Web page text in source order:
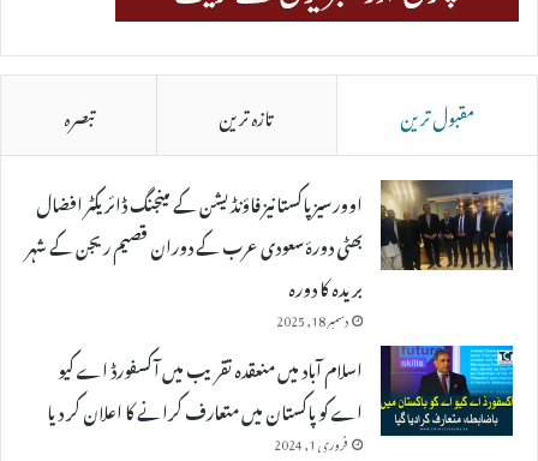
مقبول ترین تازہ ترین تبصرہ
اوورسیز پاکستانیز فاؤنڈیشن کے مینجنگ ڈائریکٹر افضال
بھٹی دورۂ سعودی عرب کے دوران قصیم ریجن کے شہر
بریدہ کا دورہ
دسمبر 18, 2025
اسلام آباد میں منعقدہ تقریب میں آکسفورڈ اے کیو
اے کو پاکستان میں متعارف کرانے کا اعلان کر دیا
فروری 1, 2024